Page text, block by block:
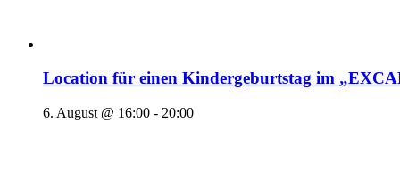
Location für einen Kindergeburtstag im
6. August @ 16:00 - 20:00